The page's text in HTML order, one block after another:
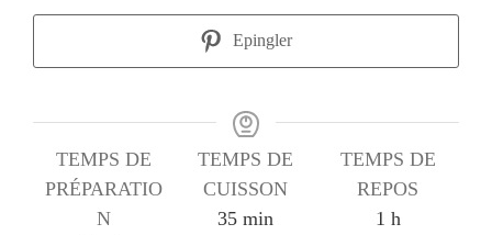
Epingler
TEMPS DE
PRÉPARATIO
N
TEMPS DE
CUISSON
35minutes
min
TEMPS DE
REPOS
1 heure
h